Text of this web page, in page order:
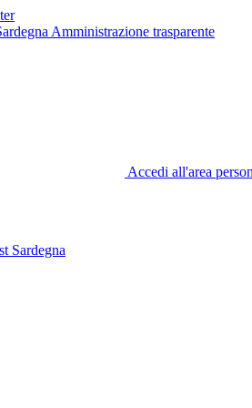
Amministrazione trasparente
Accedi all'area
Sardegna